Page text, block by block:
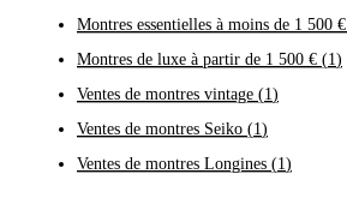
Montres essentielles à moins de 1 500 €
Montres de luxe à partir de 1 500 € (1)
Ventes de montres vintage (1)
Ventes de montres Seiko (1)
Ventes de montres Longines (1)